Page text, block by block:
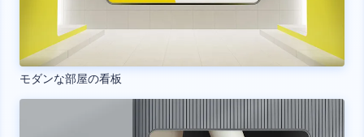
モダンな部屋の看板